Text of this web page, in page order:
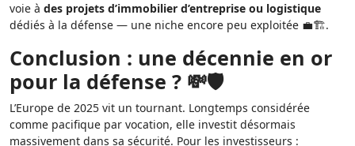
voie à des projets d’immobilier d’entreprise ou logistique
dédiés à la défense — une niche encore peu exploitée 💼🏗️.
Conclusion : une décennie en or
pour la défense ? 💸🛡️
L’Europe de 2025 vit un tournant. Longtemps considérée
comme pacifique par vocation, elle investit désormais
massivement dans sa sécurité. Pour les investisseurs :